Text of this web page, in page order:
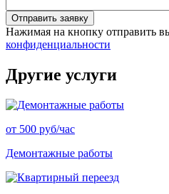
Нажимая на кнопку отправить
конфиденциальности
Другие услуги
от 500 руб/час
Демонтажные работы